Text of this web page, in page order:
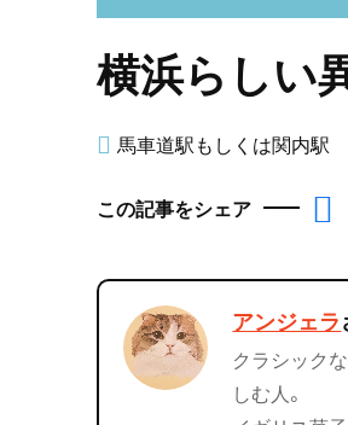
横浜らしい
馬車道駅もしくは関内駅
この記事をシェア
アンジェラ
クラシック
しむ人。